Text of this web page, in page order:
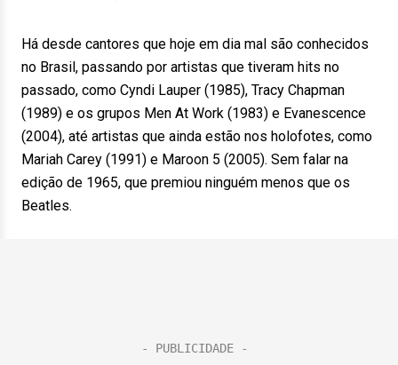
Há desde cantores que hoje em dia mal são conhecidos
no Brasil, passando por artistas que tiveram hits no
passado, como Cyndi Lauper (1985), Tracy Chapman
(1989) e os grupos Men At Work (1983) e Evanescence
(2004), até artistas que ainda estão nos holofotes, como
Mariah Carey (1991) e Maroon 5 (2005). Sem falar na
edição de 1965, que premiou ninguém menos que os
Beatles.